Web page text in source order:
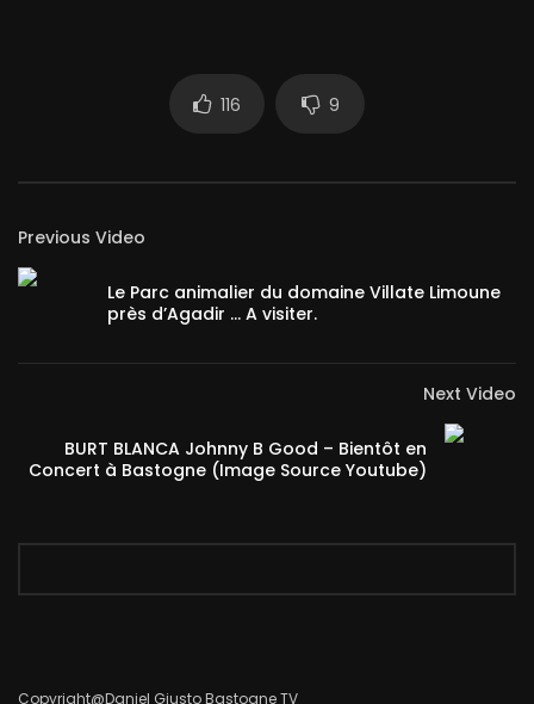
116 9
Previous Video
Le Parc animalier du domaine Villate Limoune
près d’Agadir … A visiter.
Next Video
BURT BLANCA Johnny B Good – Bientôt en
Concert à Bastogne (Image Source Youtube)
Copyright@Daniel Giusto Bastogne TV